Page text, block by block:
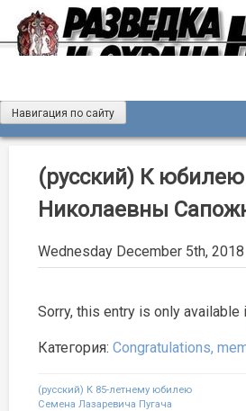
content
Журнал «Разведка и охрана недр»
Мы рады вас приветствовать на
и охрана недр»
Навигация по сайту
(русский) К
Николаевны
Wednesday December 5th, 2018
Sorry, this entry is only available
Категория: Congratulations,
Post
(русский) К 85-летнему юбилею
Семена Лазаревича Пугача